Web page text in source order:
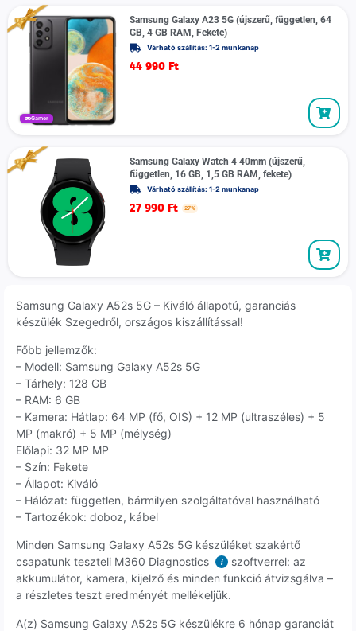
Gamer
Samsung Galaxy A23 5G (újszerű, független, 64
GB, 4 GB RAM, Fekete)
Várható szállítás: 1-2 munkanap
44 990 Ft
Samsung Galaxy Watch 4 40mm (újszerű,
független, 16 GB, 1,5 GB RAM, fekete)
Várható szállítás: 1-2 munkanap
27 990 Ft 27%
Samsung Galaxy A52s 5G – Kiváló állapotú, garanciás
készülék Szegedről, országos kiszállítással!
Főbb jellemzők:
– Modell: Samsung Galaxy A52s 5G
– Tárhely: 128 GB
– RAM: 6 GB
– Kamera: Hátlap: 64 MP (fő, OIS) + 12 MP (ultraszéles) + 5
MP (makró) + 5 MP (mélység)
Előlapi: 32 MP MP
– Szín: Fekete
– Állapot: Kiváló
– Hálózat: független, bármilyen szolgáltatóval használható
– Tartozékok: doboz, kábel
Minden Samsung Galaxy A52s 5G készüléket szakértő
csapatunk teszteli M360 Diagnostics
i
szoftverrel: az
akkumulátor, kamera, kijelző és minden funkció átvizsgálva –
a részletes teszt eredményét mellékeljük.
A(z) Samsung Galaxy A52s 5G készülékre 6 hónap garanciát